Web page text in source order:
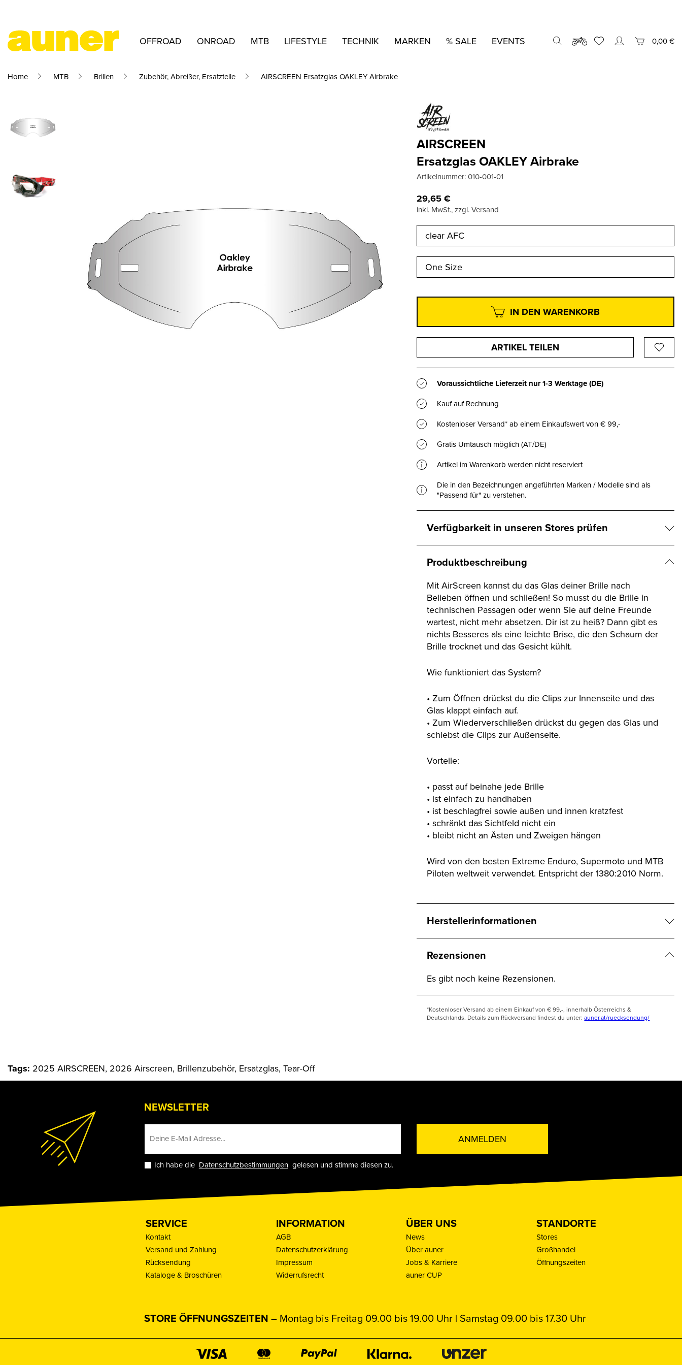
OFFROAD ONROAD MTB LIFESTYLE TECHNIK MARKEN % SALE EVENTS 0,00 €
Home MTB Brillen Zubehör, Abreißer, Ersatzteile AIRSCREEN Ersatzglas OAKLEY Airbrake
AIRSCREEN
Ersatzglas OAKLEY Airbrake
Artikelnummer:010-001-01
29,65€
inkl. MwSt., zzgl. Versand
clear AFC
One Size
IN DEN WARENKORB
ARTIKEL TEILEN
Voraussichtliche Lieferzeit nur1-3 Werktage(DE)
Kauf auf Rechnung
Kostenloser Versand* ab einem Einkaufswert von € 99,-
Gratis Umtausch möglich (AT/DE)
Artikel im Warenkorb werden nicht reserviert
Die in den Bezeichnungen angeführten Marken / Modelle sind als
"Passend für" zu verstehen.
Verfügbarkeit in unseren Stores prüfen
Produktbeschreibung
Mit AirScreen kannst du das Glas deiner Brille nach
Belieben öffnen und schließen! So musst du die Brille in
technischen Passagen oder wenn Sie auf deine Freunde
wartest, nicht mehr absetzen. Dir ist zu heiß? Dann gibt es
nichts Besseres als eine leichte Brise, die den Schaum der
Brille trocknet und das Gesicht kühlt.
Wie funktioniert das System?
• Zum Öffnen drückst du die Clips zur Innenseite und das
Glas klappt einfach auf.
• Zum Wiederverschließen drückst du gegen das Glas und
schiebst die Clips zur Außenseite.
Vorteile:
• passt auf beinahe jede Brille
• ist einfach zu handhaben
• ist beschlagfrei sowie außen und innen kratzfest
• schränkt das Sichtfeld nicht ein
• bleibt nicht an Ästen und Zweigen hängen
Wird von den besten Extreme Enduro, Supermoto und MTB
Piloten weltweit verwendet. Entspricht der 1380:2010 Norm.
Herstellerinformationen
Rezensionen
Es gibt noch keine Rezensionen.
*Kostenloser Versand ab einem Einkauf von € 99,-, innerhalb Österreichs &
Deutschlands. Details zum Rückversand findest du unter:auner.at/ruecksendung/
Tags: 2025 AIRSCREEN, 2026 Airscreen, Brillenzubehör, Ersatzglas, Tear-Off
NEWSLETTER
Ich habe die Datenschutzbestimmungengelesen und stimme diesen zu.
ANMELDEN
SERVICE
Kontakt
Versand und Zahlung
Rücksendung
Kataloge & Broschüren
INFORMATION
AGB
Datenschutzerklärung
Impressum
Widerrufsrecht
ÜBER UNS
News
Über auner
Jobs & Karriere
auner CUP
STANDORTE
Stores
Großhandel
Öffnungszeiten
STORE ÖFFNUNGSZEITEN – Montag bis Freitag 09.00 bis 19.00 Uhr | Samstag 09.00 bis 17.30 Uhr